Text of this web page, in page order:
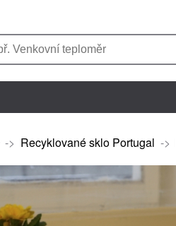
-> Recyklované sklo Portugal ->